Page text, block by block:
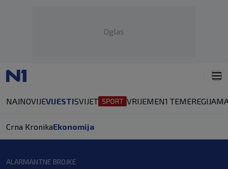
Oglas
NAJNOVIJEVIJESTISVIJET VRIJEMEN1 TEMEREGIJA
Crna KronikaEkonomija
ALARMANTNE BROJKE